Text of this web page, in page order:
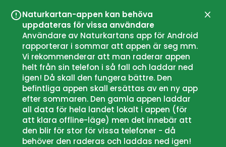
Naturkartan-appen kan behöva
uppdateras för vissa användare
Användare av Naturkartans app för Android
rapporterar i sommar att appen är seg mm.
Vi rekommenderar att man raderar appen
helt från sin telefon i så fall och laddar ned
igen! Då skall den fungera bättre. Den
befintliga appen skall ersättas av en ny app
efter sommaren. Den gamla appen laddar
all data för hela landet lokalt i appen (för
att klara offline-läge) men det innebär att
den blir för stor för vissa telefoner - då
behöver den raderas och laddas ned igen!